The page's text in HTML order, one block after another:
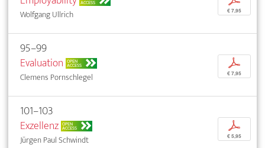
ACCESS
Wolfgang Ullrich € 7,95
95–99
Evaluation OPEN
ACCESS
Clemens Pornschlegel
p
€ 7,95
101–103
Exzellenz OPEN
ACCESS
Jürgen Paul Schwindt
p
€ 5,95